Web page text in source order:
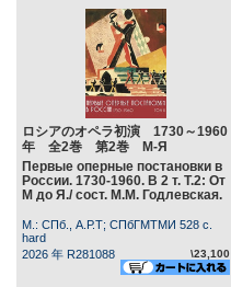
ロシアのオペラ初演 1730～1960
年 全2巻 第2巻 М-Я
Первые оперные постановки в
России. 1730-1960. В 2 т. Т.2: От
М до Я./ сост. М.М. Годлевская.
М.: СПб., А.Р.Т; СПбГМТМИ 528 c.
hard
2026 年 R281088
\23,100